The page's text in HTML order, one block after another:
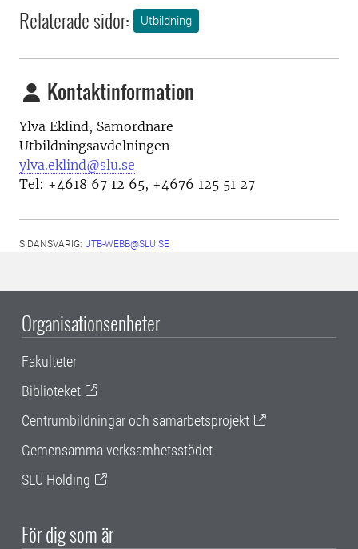
Relaterade sidor: Utbildning
Kontaktinformation
Ylva Eklind, Samordnare
Utbildningsavdelningen
ylva.eklind@slu.se
Tel: +4618 67 12 65, +4676 125 51 27
SIDANSVARIG: UTB-WEBB@SLU.SE
Organisationsenheter
Fakulteter
Biblioteket
Centrumbildningar och samarbetsprojekt
Gemensamma verksamhetsstödet
SLU Holding
För dig som är